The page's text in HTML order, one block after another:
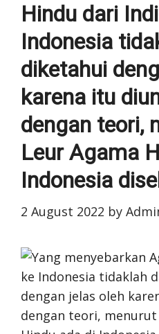
Hindu dari
Indonesia
diketahui
karena itu
dengan teori,
Leur Agama
Indonesia
2 August 2022 by